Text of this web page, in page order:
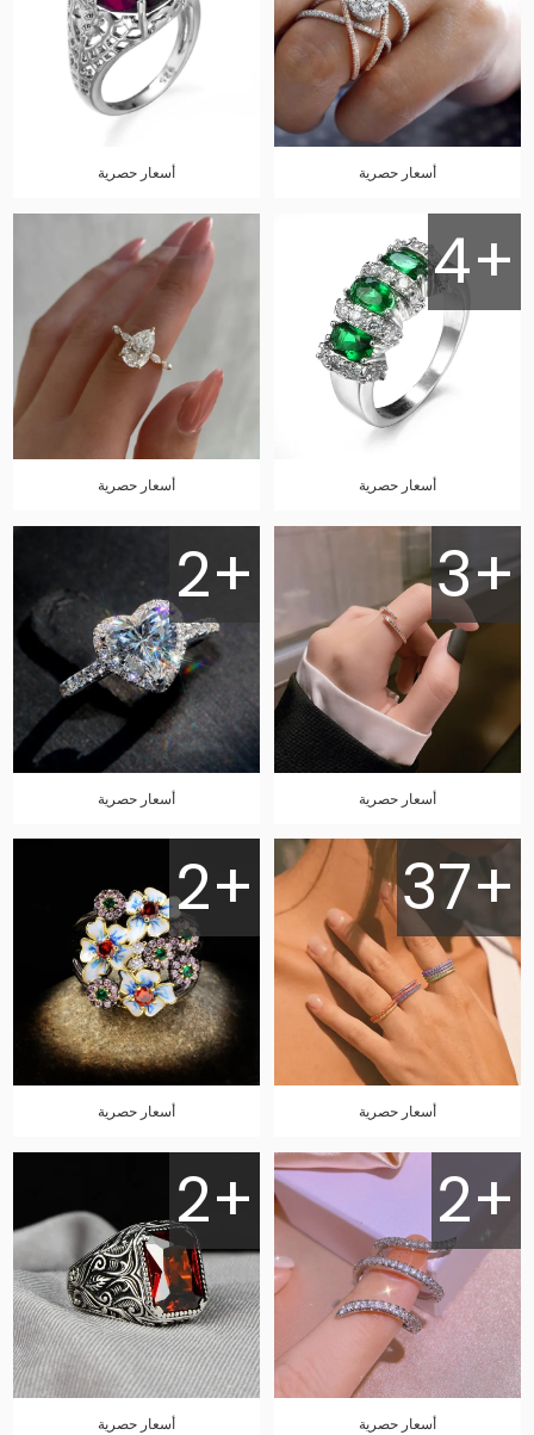
أسعار حصرية أسعار حصرية
4+
أسعار حصرية أسعار حصرية
3+
أسعار حصرية
2+
أسعار حصرية
37+
أسعار حصرية
2+
أسعار حصرية
2+
أسعار حصرية
2+
أسعار حصرية